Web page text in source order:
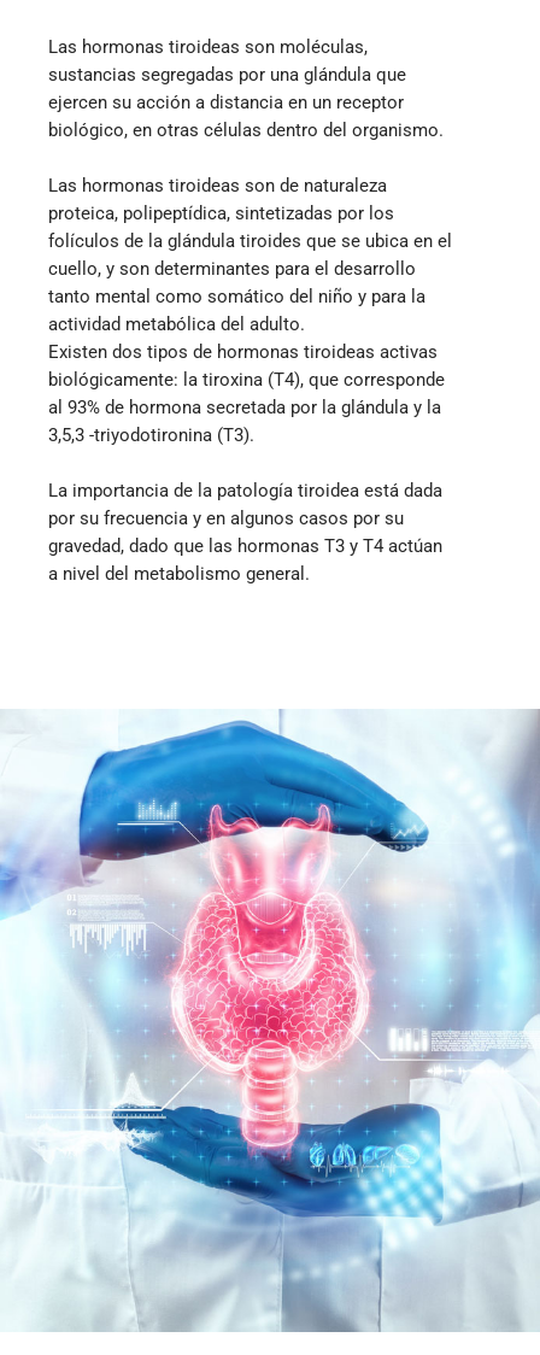
Las hormonas tiroideas son moléculas,
sustancias segregadas por una glándula que
ejercen su acción a distancia en un receptor
biológico, en otras células dentro del organismo.
Las hormonas tiroideas son de naturaleza
proteica, polipeptídica, sintetizadas por los
folículos de la glándula tiroides que se ubica en el
cuello, y son determinantes para el desarrollo
tanto mental como somático del niño y para la
actividad metabólica del adulto.
Existen dos tipos de hormonas tiroideas activas
biológicamente: la tiroxina (T4), que corresponde
al 93% de hormona secretada por la glándula y la
3,5,3 -triyodotironina (T3).
La importancia de la patología tiroidea está dada
por su frecuencia y en algunos casos por su
gravedad, dado que las hormonas T3 y T4 actúan
a nivel del metabolismo general.